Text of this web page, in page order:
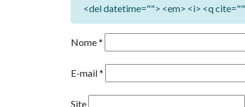
<del datetime=""> <em> <i> <q
Nome*
E-mail*
Site